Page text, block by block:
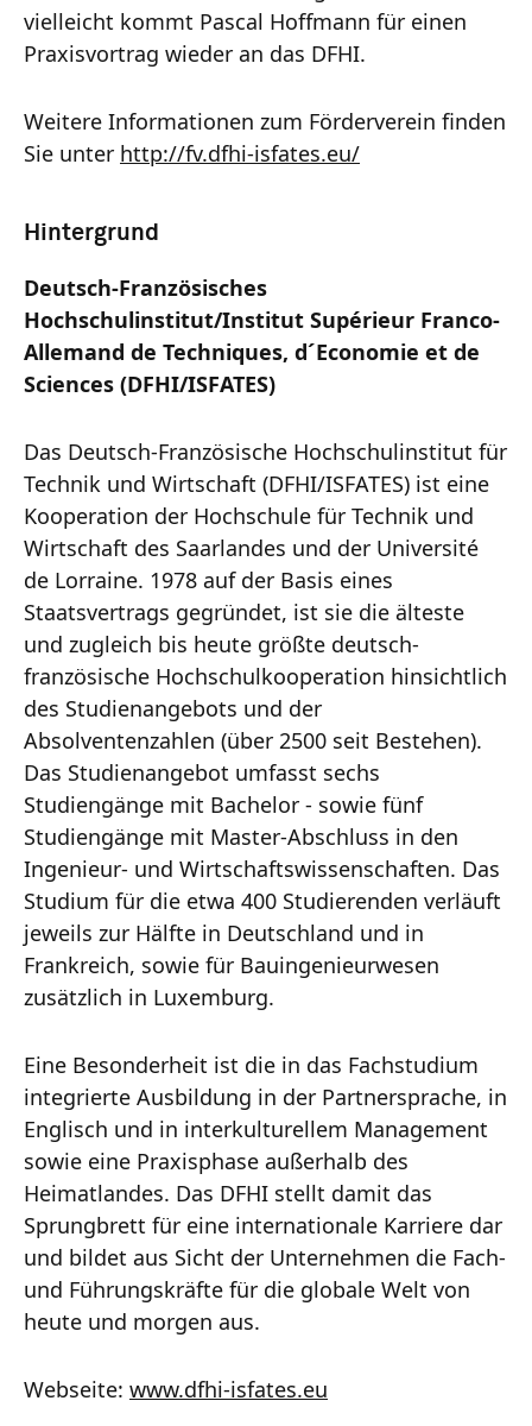
vielleicht kommt Pascal Hoffmann für einen
Praxisvortrag wieder an das DFHI.
Weitere Informationen zum Förderverein finden
Sie unter http://fv.dfhi-isfates.eu/
Hintergrund
Deutsch-Französisches
Hochschulinstitut/Institut Supérieur Franco-
Allemand de Techniques, d´Economie et de
Sciences (DFHI/ISFATES)
Das Deutsch-Französische Hochschulinstitut für
Technik und Wirtschaft (DFHI/ISFATES) ist eine
Kooperation der Hochschule für Technik und
Wirtschaft des Saarlandes und der Université
de Lorraine. 1978 auf der Basis eines
Staatsvertrags gegründet, ist sie die älteste
und zugleich bis heute größte deutsch-
französische Hochschulkooperation hinsichtlich
des Studienangebots und der
Absolventenzahlen (über 2500 seit Bestehen).
Das Studienangebot umfasst sechs
Studiengänge mit Bachelor - sowie fünf
Studiengänge mit Master-Abschluss in den
Ingenieur- und Wirtschaftswissenschaften. Das
Studium für die etwa 400 Studierenden verläuft
jeweils zur Hälfte in Deutschland und in
Frankreich, sowie für Bauingenieurwesen
zusätzlich in Luxemburg.
Eine Besonderheit ist die in das Fachstudium
integrierte Ausbildung in der Partnersprache, in
Englisch und in interkulturellem Management
sowie eine Praxisphase außerhalb des
Heimatlandes. Das DFHI stellt damit das
Sprungbrett für eine internationale Karriere dar
und bildet aus Sicht der Unternehmen die Fach-
und Führungskräfte für die globale Welt von
heute und morgen aus.
Webseite: www.dfhi-isfates.eu